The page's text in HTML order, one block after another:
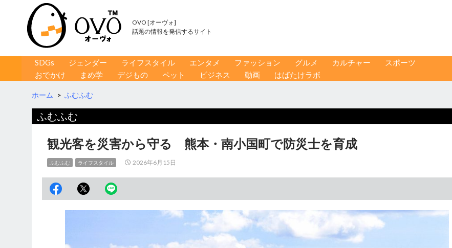
OVO [オーヴォ]
話題の情報を発信するサイト
コンテンツへ移動
SDGs ジェンダー ライフスタイル エンタメ ファッション グルメ カルチャー
スポーツ
おでかけ
まめ学 デジもの ペット ビジネス 動画 はばたけラボ
ホーム > ふむふむ
ふむふむ
観光客を災害から守る 熊本・南小国町で防災士を育成
ふむふむ ライフスタイル 2026年6月15日